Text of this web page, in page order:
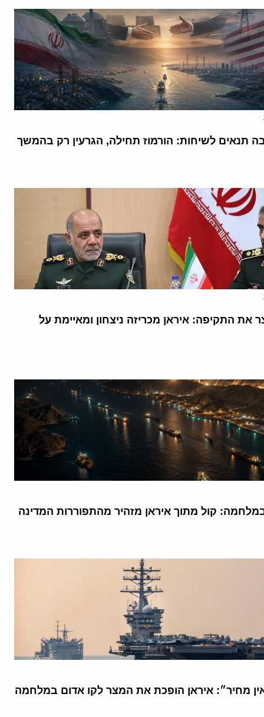
תנאים לשיחות: הורמוז תחילה, הגרעין רק בהמשך
את התקיפה: איראן מכריזה ניצחון ומאיימת על
קול מתוך איראן מזהיר מהתפוררות המדינה
מחיר״: איראן הופכת את המצר לקו אדום במלחמה